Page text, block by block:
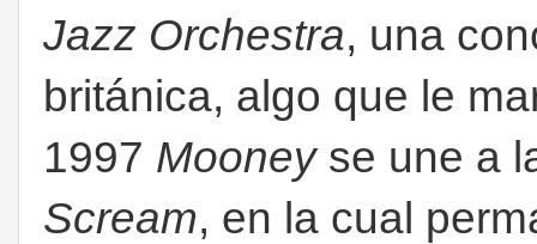
Jazz Orchestra, una
británica, algo que le
1997 Mooneyse une a
Scream, en la cual